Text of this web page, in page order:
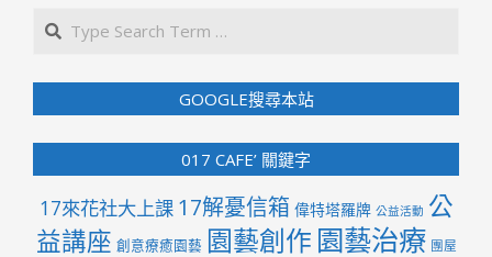
GOOGLE搜尋本站
017 CAFE’ 關鍵字
17來花社大上課 17解憂信箱 偉特塔羅牌 公益活動 公
益講座 創意療癒園藝 園藝創作 園藝治療 團屋